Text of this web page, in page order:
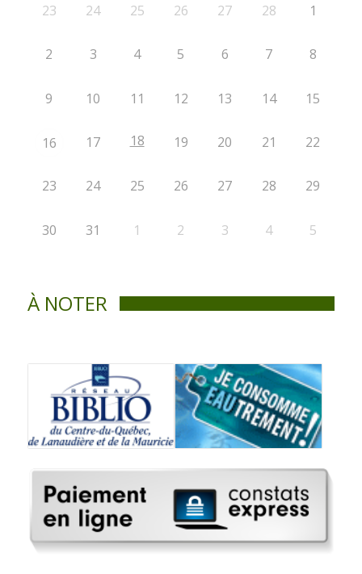
23 24 25 26 27 28 1
2 3 4 5 6 7 8
9 10 11 12 13 14 15
16 17 18 19 20 21 22
23 24 25 26 27 28 29
30 31 1 2 3 4 5
À NOTER